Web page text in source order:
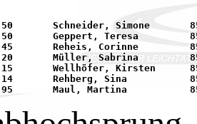
Obertshausen
Offenbach
Weiskirchen
Offenbach
Obertshausen